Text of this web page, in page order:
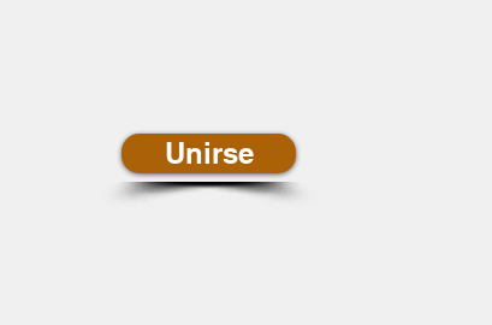
Unirse